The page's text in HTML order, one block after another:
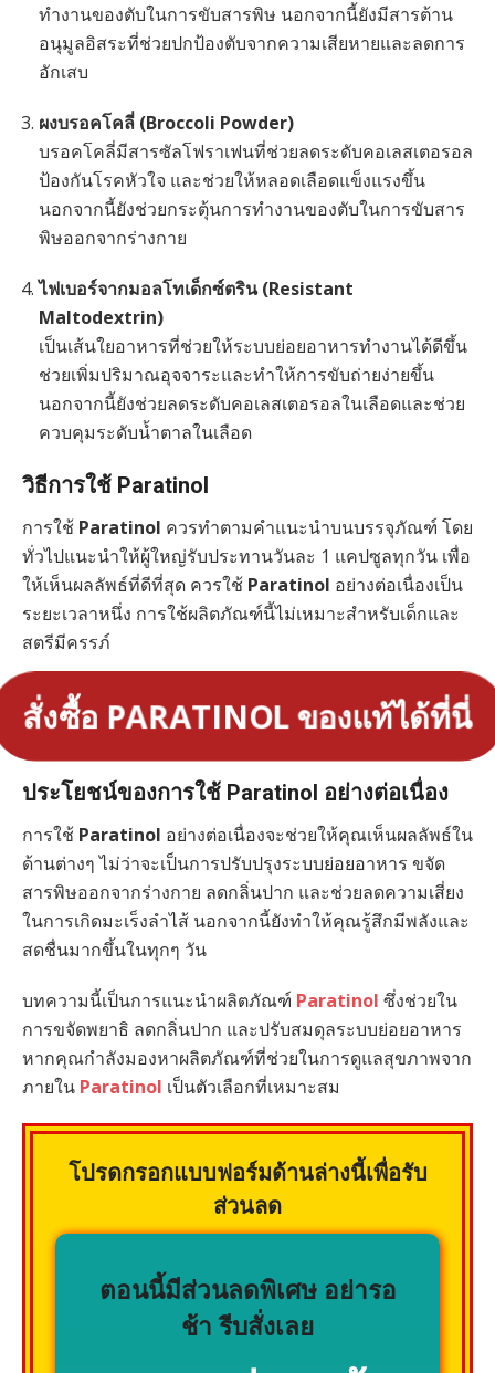
ทำงานของตับในการขับสารพิษ นอกจากนี้ยังมีสารต้าน
อนุมูลอิสระที่ช่วยปกป้องตับจากความเสียหายและลดการ
อักเสบ
ผงบรอคโคลี่ (Broccoli Powder)
บรอคโคลี่มีสารซัลโฟราเฟนที่ช่วยลดระดับคอเลสเตอรอล
ป้องกันโรคหัวใจ และช่วยให้หลอดเลือดแข็งแรงขึ้น
นอกจากนี้ยังช่วยกระตุ้นการทำงานของตับในการขับสาร
พิษออกจากร่างกาย
ไฟเบอร์จากมอลโทเด็กซ์ตริน (Resistant
Maltodextrin)
เป็นเส้นใยอาหารที่ช่วยให้ระบบย่อยอาหารทำงานได้ดีขึ้น
ช่วยเพิ่มปริมาณอุจจาระและทำให้การขับถ่ายง่ายขึ้น
นอกจากนี้ยังช่วยลดระดับคอเลสเตอรอลในเลือดและช่วย
ควบคุมระดับน้ำตาลในเลือด
วิธีการใช้ Paratinol
การใช้ Paratinol ควรทำตามคำแนะนำบนบรรจุภัณฑ์ โดย
ทั่วไปแนะนำให้ผู้ใหญ่รับประทานวันละ 1 แคปซูลทุกวัน เพื่อ
ให้เห็นผลลัพธ์ที่ดีที่สุด ควรใช้ Paratinol อย่างต่อเนื่องเป็น
ระยะเวลาหนึ่ง การใช้ผลิตภัณฑ์นี้ไม่เหมาะสำหรับเด็กและ
สตรีมีครรภ์
สั่งซื้อ PARATINOL ของแท้ได้ที่นี่
ประโยชน์ของการใช้ Paratinol อย่างต่อเนื่อง
การใช้ Paratinol อย่างต่อเนื่องจะช่วยให้คุณเห็นผลลัพธ์ใน
ด้านต่างๆ ไม่ว่าจะเป็นการปรับปรุงระบบย่อยอาหาร ขจัด
สารพิษออกจากร่างกาย ลดกลิ่นปาก และช่วยลดความเสี่ยง
ในการเกิดมะเร็งลำไส้ นอกจากนี้ยังทำให้คุณรู้สึกมีพลังและ
สดชื่นมากขึ้นในทุกๆ วัน
บทความนี้เป็นการแนะนำผลิตภัณฑ์ Paratinol ซึ่งช่วยใน
การขจัดพยาธิ ลดกลิ่นปาก และปรับสมดุลระบบย่อยอาหาร
หากคุณกำลังมองหาผลิตภัณฑ์ที่ช่วยในการดูแลสุขภาพจาก
ภายใน Paratinol เป็นตัวเลือกที่เหมาะสม
โปรดกรอกแบบฟอร์มด้านล่างนี้เพื่อรับ
ส่วนลด
ตอนนี้มีส่วนลดพิเศษ อย่ารอ
ช้า รีบสั่งเลย